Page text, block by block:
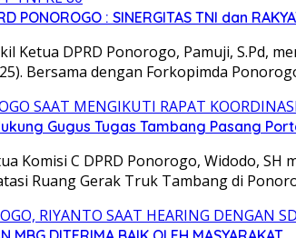
PONOROGO : SINERGITAS TNI dan
Ketua DPRD Ponorogo, Pamuji,
Bersama dengan Forkopimda
Gugus Tugas Tambang Pasang
Komisi C DPRD Ponorogo, Widodo,
Ruang Gerak Truk Tambang di